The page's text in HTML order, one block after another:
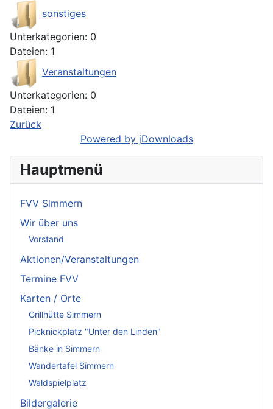
sonstiges
Unterkategorien: 0
Dateien: 1
Veranstaltungen
Unterkategorien: 0
Dateien: 1
Zurück
Powered by jDownloads
Hauptmenü
FVV Simmern
Wir über uns
Vorstand
Aktionen/Veranstaltungen
Termine FVV
Karten / Orte
Grillhütte Simmern
Picknickplatz "Unter den Linden"
Bänke in Simmern
Wandertafel Simmern
Waldspielplatz
Bildergalerie